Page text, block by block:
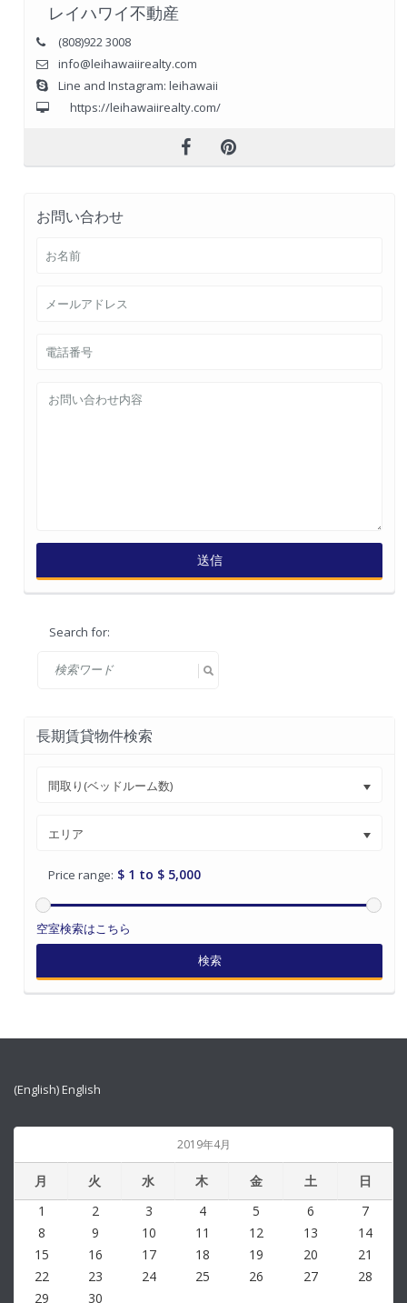
レイハワイ不動産
(808)922 3008
info@leihawaiirealty.com
Line and Instagram: leihawaii
https://leihawaiirealty.com/
お問い合わせ
Search for:
長期賃貸物件検索
間取り(ベッドルーム数)
エリア
Price range: $ 1 to $ 5,000
空室検索はこちら
検索
(English) English
2019年4月
月 火 水 木 金 土 日
1 2 3 4 5 6
7
8
9 10 11 12 13
14
15
16 17 18 19 20
21
22
23 24 25 26 27
28
29
30